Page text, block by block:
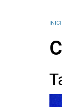
INICI